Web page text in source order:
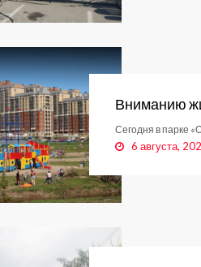
Вниманию
Сегодня в парке
6 августа,